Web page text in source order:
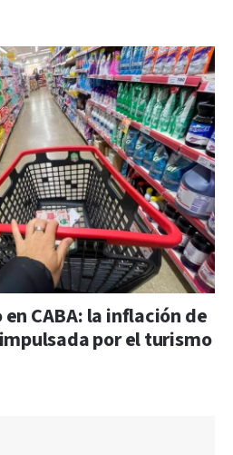
CABA: la inflación de
por el turismo